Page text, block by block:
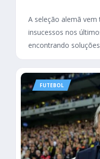
A seleção alemã
insucessos nos
encontrando
FUTEBOL